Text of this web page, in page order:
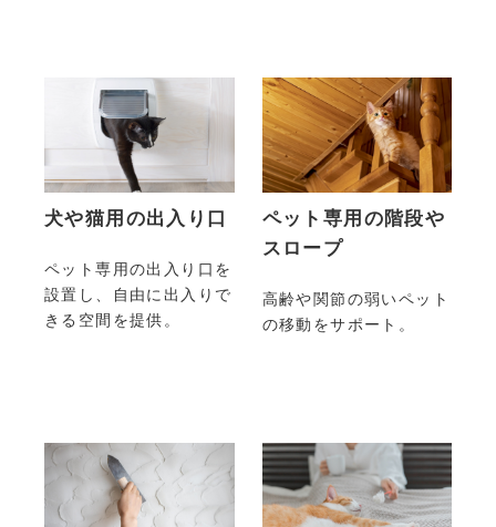
犬や猫用の出入り口
ペット専用の出入り口を
設置し、自由に出入りで
きる空間を提供。
ペット専用の階段や
スロープ
高齢や関節の弱いペット
の移動をサポート。